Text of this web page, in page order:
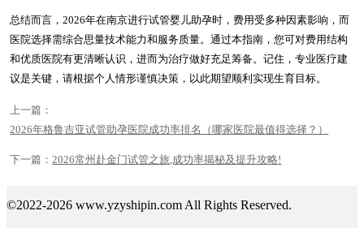
总结而言，2026年在南京进行试管婴儿助孕时，费用受多种因素影响，而
医院选择需综合思量技术能力和服务质量。通过本指南，您可对费用结构
和优质医院有更清晰认识，进而为治疗做好充足筹备。记住，专业医疗建
议是关键，请根据个人情形谨慎决策，以此期望顺利实现生育目标。
上一篇：
2026年格鲁吉亚试管助孕医院成功率排名（哪家医院最值得选择？）
下一篇：2026常州赴金门试管之旅,成功率揭秘及提升攻略!
©2022-2026 www.yzyshipin.com All Rights Reserved.